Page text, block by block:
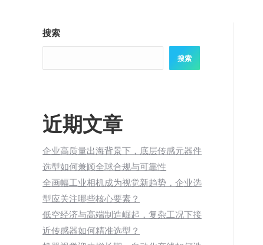
搜索
搜索
近期文章
企业高质量出海背景下，底层传感元器件
选型如何兼顾全球合规与可靠性
全画幅工业相机成为视觉新趋势，企业选
型应关注哪些核心要素？
低空经济与高端制造崛起，复杂工况下接
近传感器如何精准选型？